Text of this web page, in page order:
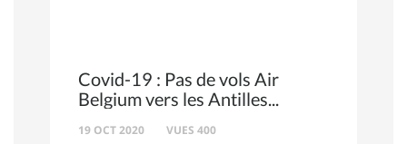
Covid-19 : Pas de vols Air
Belgium vers les Antilles
19 OCT 2020 VUES 400